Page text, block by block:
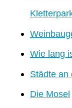
Wie lang
Städte an
Die Mosel